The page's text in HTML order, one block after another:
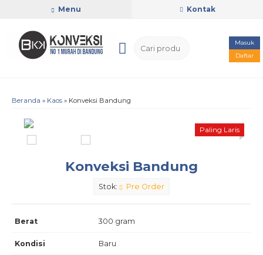
Menu Kontak
Masuk
Daftar
Beranda » Kaos » Konveksi Bandung
Paling Laris
Konveksi Bandung
Stok: Pre Order
Berat 300 gram
Kondisi Baru